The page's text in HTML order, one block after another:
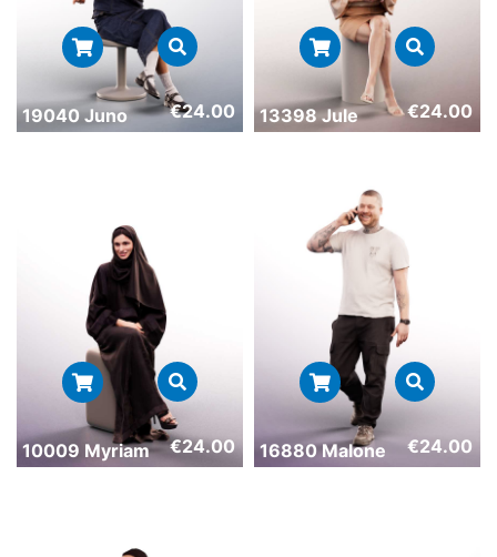
19040 Juno €24.00 13398 Jule €24.00
10009 Myriam €24.00 16880 Malone €24.00